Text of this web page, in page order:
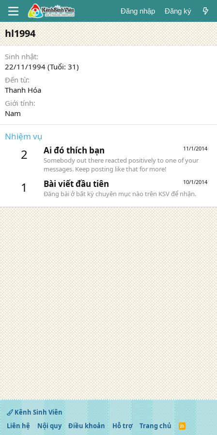
Đăng nhập Đăng ký
hl1994
Sinh nhật
22/11/1994 (Tuổi: 31)
Đến từ
Thanh Hóa
Giới tính
Nam
Nhiệm vụ
2 11/1/2014
Ai đó thích bạn
Somebody out there reacted positively to one of your
messages. Keep posting like that for more!
1 10/1/2014
Bài viết đầu tiên
Đăng bài ở bất kỳ chuyên mục nào trên KSV để nhận.
Kênh Sinh Viên
Liên hệ
Nội quy Điều khoản Hỗ trợ Trang chủ
R